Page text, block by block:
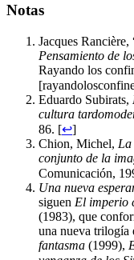
Notas
Jacques
Pensamiento de
Rayando los
Eduardo Subirats,
cultura
86. [↩]
Chion, Michel, La
conjunto de la
Comunicación,
Una nueva
siguen El imperio
(1983), que
una nueva trilogía
fantasma (1999),